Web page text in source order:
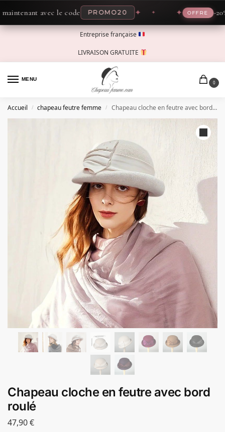
avec le code PROMO20 ✦ OFFRE -20%
Entreprise française
LIVRAISON GRATUITE
MENU
0
Accueil / chapeau feutre femme / Chapeau cloche en feutre avec bord roulé
Chapeau cloche en feutre avec bord
roulé
47,90€